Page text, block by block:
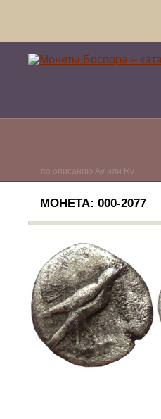
по описанию Av или Rv
МОНЕТА: 000-2077